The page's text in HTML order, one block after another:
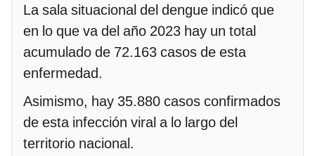
La sala situacional del dengue indicó que
en lo que va del año 2023 hay un total
acumulado de 72.163 casos de esta
enfermedad.
Asimismo, hay 35.880 casos confirmados
de esta infección viral a lo largo del
territorio nacional.